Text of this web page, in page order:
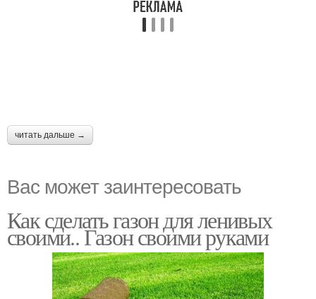
читать дальше →
Вас может заинтересовать
Как сделать газон для ленивых
своими.. Газон своими руками